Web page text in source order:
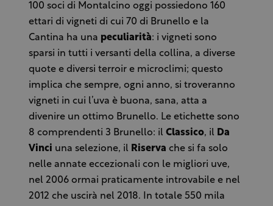
100 soci di Montalcino oggi possiedono 160
ettari di vigneti di cui 70 di Brunello e la
Cantina ha una peculiarità: i vigneti sono
sparsi in tutti i versanti della collina, a diverse
quote e diversi terroir e microclimi; questo
implica che sempre, ogni anno, si troveranno
vigneti in cui l’uva è buona, sana, atta a
divenire un ottimo Brunello. Le etichette sono
8 comprendenti 3 Brunello: il Classico, il Da
Vinci una selezione, il Riserva che si fa solo
nelle annate eccezionali con le migliori uve,
nel 2006 ormai praticamente introvabile e nel
2012 che uscirà nel 2018. In totale 550 mila